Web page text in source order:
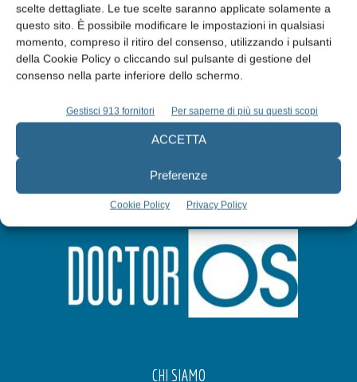
scelte dettagliate. Le tue scelte saranno applicate solamente a
questo sito. È possibile modificare le impostazioni in qualsiasi
momento, compreso il ritiro del consenso, utilizzando i pulsanti
della Cookie Policy o cliccando sul pulsante di gestione del
consenso nella parte inferiore dello schermo.
Gestisci 913 fornitori Per saperne di più su questi scopi
ACCETTA
Preferenze
Cookie Policy Privacy Policy
Abbonati
Iscriviti alla newsletter
CHI SIAMO